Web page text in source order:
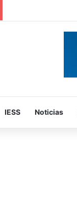
IESS Noticias